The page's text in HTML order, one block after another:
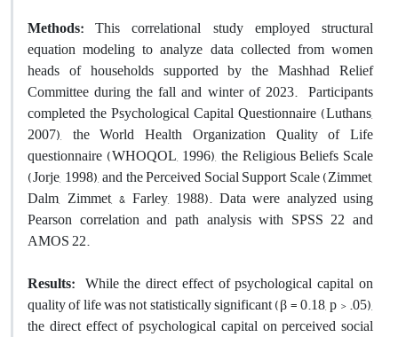
Methods: This correlational study employed structural
equation modeling to analyze data collected from women
heads of households supported by the Mashhad Relief
Committee during the fall and winter of 2023. Participants
completed the Psychological Capital Questionnaire (Luthans,
2007), the World Health Organization Quality of Life
questionnaire (WHOQOL, 1996), the Religious Beliefs Scale
(Jorje, 1998), and the Perceived Social Support Scale (Zimmet,
Dalm, Zimmet, & Farley, 1988). Data were analyzed using
Pearson correlation and path analysis with SPSS 22 and
AMOS 22.
Results: While the direct effect of psychological capital on
quality of life was not statistically significant (β = 0.18, p > .05),
the direct effect of psychological capital on perceived social